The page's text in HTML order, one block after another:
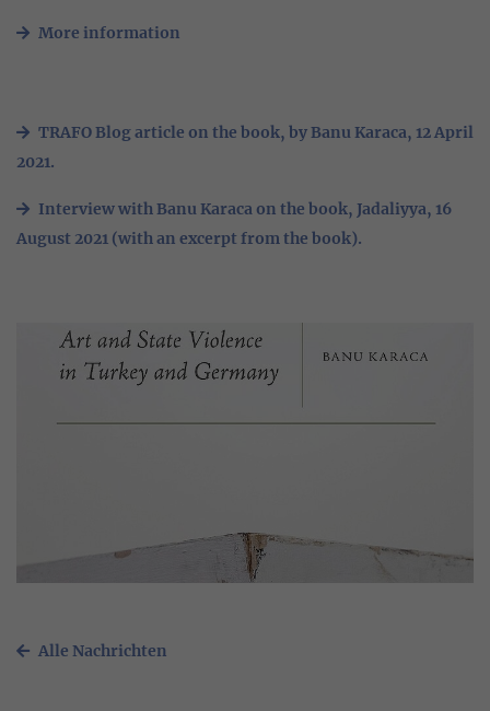
More information
TRAFO Blog article on the book, by Banu Karaca, 12 April
2021.
Interview with Banu Karaca on the book, Jadaliyya, 16
August 2021 (with an excerpt from the book).
Alle Nachrichten